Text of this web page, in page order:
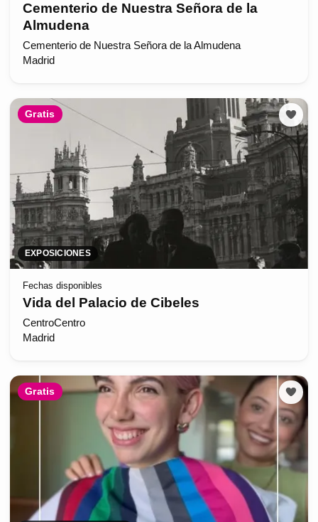
Cementerio de Nuestra Señora de la
Almudena
Cementerio de Nuestra Señora de la Almudena
Madrid
Gratis
EXPOSICIONES
Fechas disponibles
Vida del Palacio de Cibeles
CentroCentro
Madrid
Gratis